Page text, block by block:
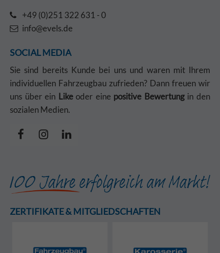
+49 (0)251 322 631 - 0
info@evels.de
SOCIAL MEDIA
Sie sind bereits Kunde bei uns und waren mit Ihrem
individuellen Fahrzeugbau zufrieden? Dann freuen wir
uns über ein Likeoder eine positive Bewertungin den
sozialen Medien.
ZERTIFIKATE & MITGLIEDSCHAFTEN